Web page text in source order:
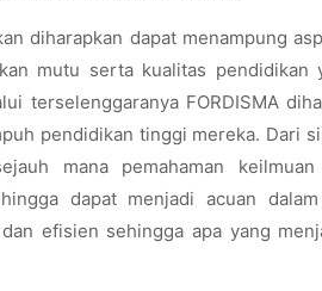
diharapkan dapat menampung
mutu serta kualitas
terselenggaranya FORDISMA
pendidikan tinggi mereka. Dari
mana pemahaman
dapat menjadi acuan
efisien sehingga apa yang